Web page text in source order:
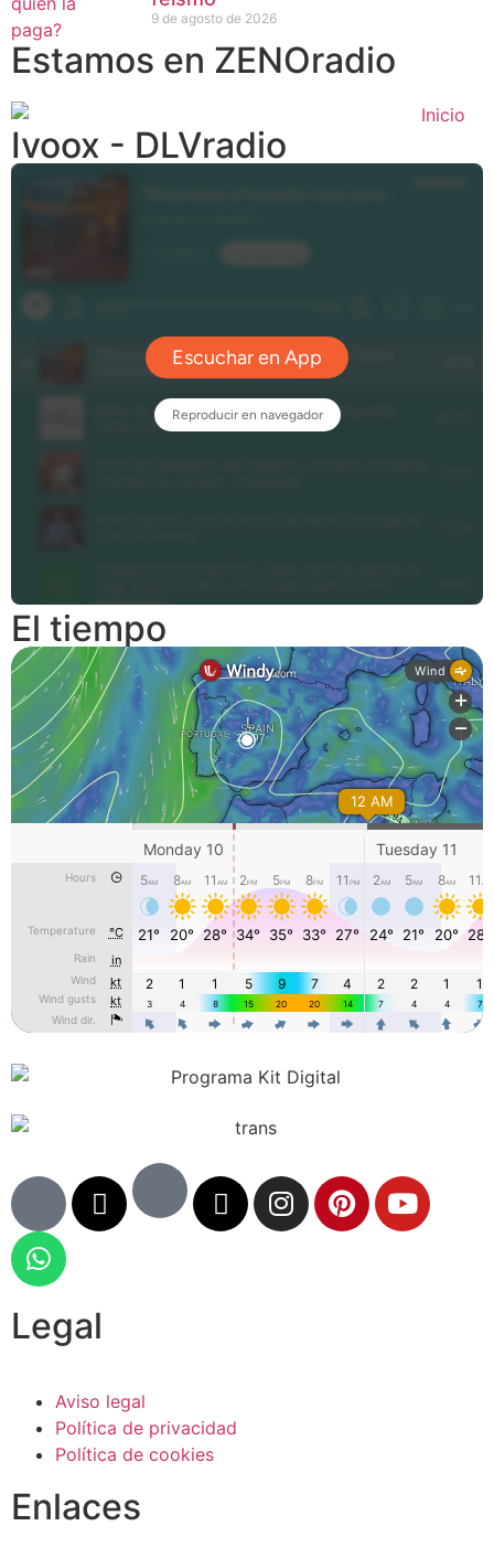
9 de agosto de 2026
Estamos en ZENOradio
Ivoox - DLVradio
El tiempo
Legal
Aviso legal
Política de privacidad
Política de cookies
Enlaces